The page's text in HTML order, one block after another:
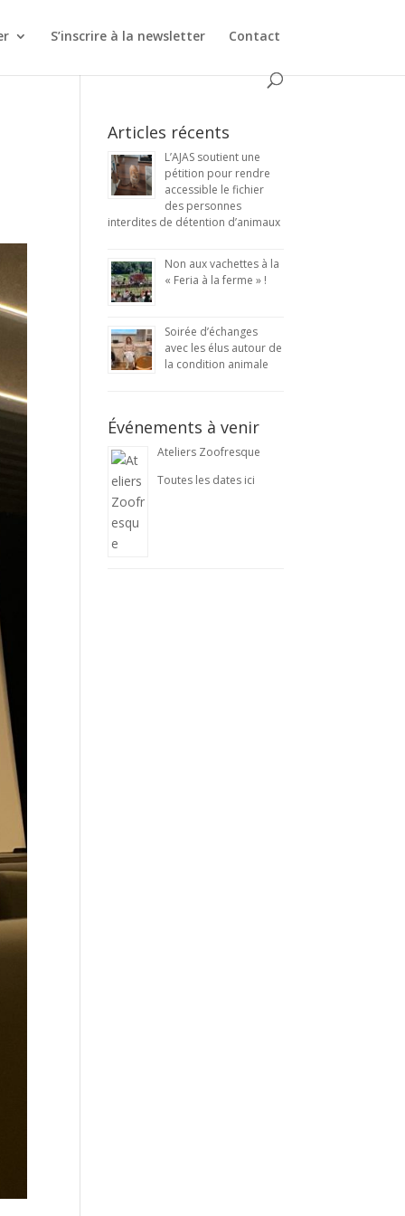
S’inscrire à la newsletter Contact
Articles récents
L’AJAS soutient une
pétition pour rendre
accessible le fichier
des personnes
interdites de détention d’animaux
Non aux vachettes à la
« Feria à la ferme » !
Soirée d’échanges
avec les élus autour de
la condition animale
Événements à venir
Ateliers Zoofresque
Toutes les dates ici